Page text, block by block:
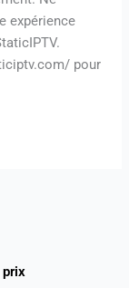
expérience
pour
prix